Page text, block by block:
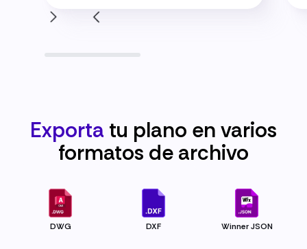
Exporta tu plano en varios
formatos de archivo
DWG DXF Winner JSON